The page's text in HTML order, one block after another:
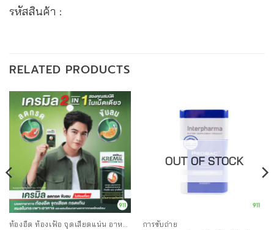
รหัสสินค้า :
RELATED PRODUCTS
ท้องอืด ท้องเฟ้อ จุดเสียดแน่น อาหารไม่ย่อย
OUT OF STOCK
การขับถ่าย